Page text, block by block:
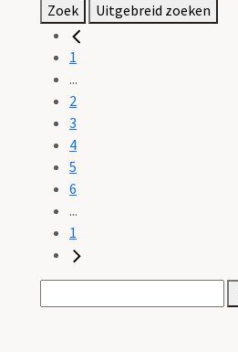
Zoek Uitgebreid zoeken
1
...
2
3
4
5
6
...
1